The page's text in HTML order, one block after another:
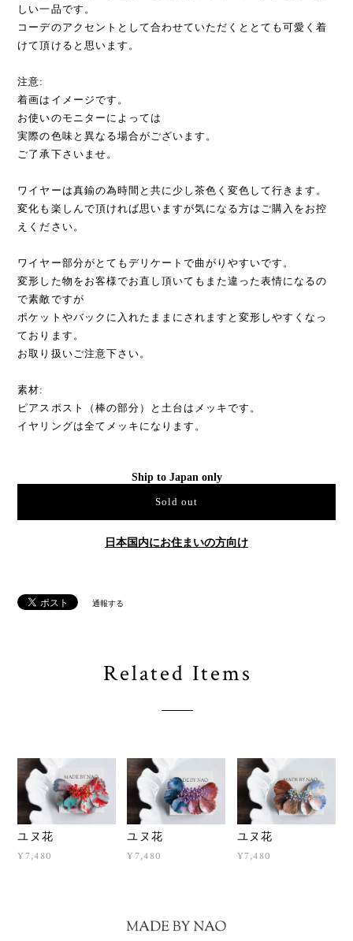
しい一品です。
コーデのアクセントとして合わせていただくととても可愛く着
けて頂けると思います。
注意:
着画はイメージです。
お使いのモニターによっては
実際の色味と異なる場合がございます。
ご了承下さいませ。
ワイヤーは真鍮の為時間と共に少し茶色く変色して行きます。
変化も楽しんで頂ければ思いますが気になる方はご購入をお控
えください。
ワイヤー部分がとてもデリケートで曲がりやすいです。
変形した物をお客様でお直し頂いてもまた違った表情になるの
で素敵ですが
ポケットやバックに入れたままにされますと変形しやすくなっ
ております。
お取り扱いご注意下さい。
素材:
ピアスポスト（棒の部分）と土台はメッキです。
イヤリングは全てメッキになります。
Ship to Japan only
Sold out
日本国内にお住まいの方向け
通報する
Related Items
ユヌ花
¥7,480
ユヌ花
¥7,480
ユヌ花
¥7,480